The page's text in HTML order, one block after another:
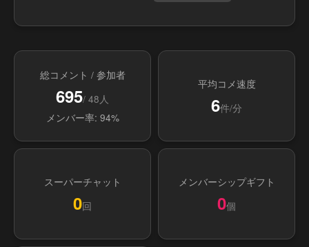
総コメント / 参加者
695/ 48人
メンバー率: 94%
平均コメ速度
6件/分
スーパーチャット
0回
メンバーシップギフト
0個